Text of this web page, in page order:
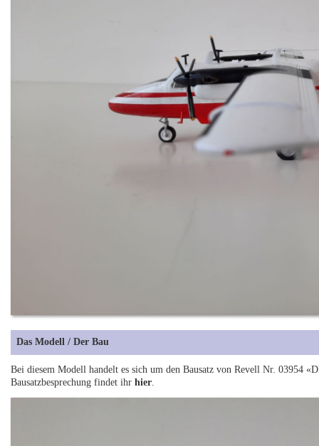
Das Modell / Der Bau
Bei diesem Modell handelt es sich um den Bausatz von Revell Nr. 03954
Bausatzbesprechung findet ihrhier.